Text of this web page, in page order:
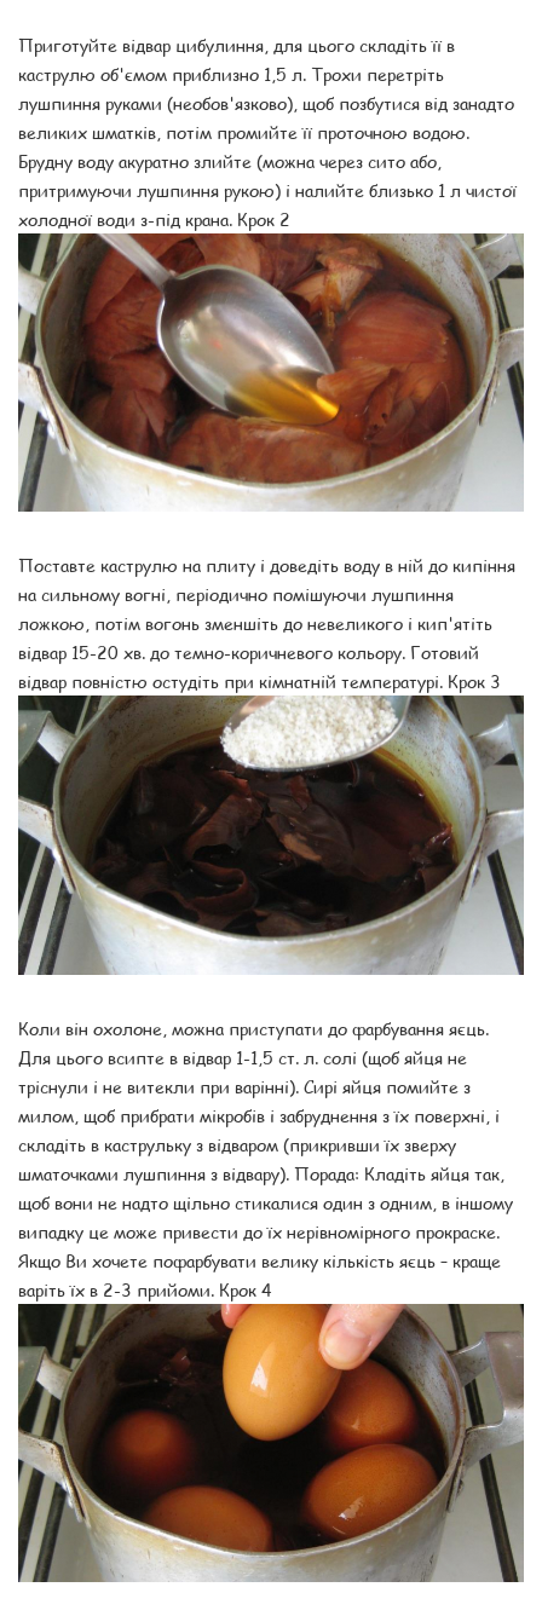
Приготуйте відвар цибулиння, для цього складіть її в
каструлю об'ємом приблизно 1,5 л. Трохи перетріть
лушпиння руками (необов'язково), щоб позбутися від занадто
великих шматків, потім промийте її проточною водою.
Брудну воду акуратно злийте (можна через сито або,
притримуючи лушпиння рукою) і налийте близько 1 л чистої
холодної води з-під крана. Крок 2
Поставте каструлю на плиту і доведіть воду в ній до кипіння
на сильному вогні, періодично помішуючи лушпиння
ложкою, потім вогонь зменшіть до невеликого і кип'ятіть
відвар 15-20 хв. до темно-коричневого кольору. Готовий
відвар повністю остудіть при кімнатній температурі. Крок 3
Коли він охолоне, можна приступати до фарбування яєць.
Для цього всипте в відвар 1-1,5 ст. л. солі (щоб яйця не
тріснули і не витекли при варінні). Сирі яйця помийте з
милом, щоб прибрати мікробів і забруднення з їх поверхні, і
складіть в каструльку з відваром (прикривши їх зверху
шматочками лушпиння з відвару). Порада: Кладіть яйця так,
щоб вони не надто щільно стикалися один з одним, в іншому
випадку це може привести до їх нерівномірного прокраске.
Якщо Ви хочете пофарбувати велику кількість яєць – краще
варіть їх в 2-3 прийоми. Крок 4